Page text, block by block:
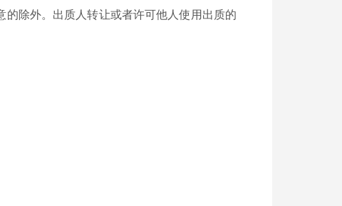
除外。出质人转让或者许可他人使用出质的